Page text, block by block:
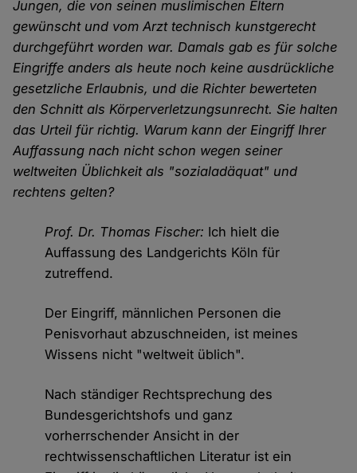
Jungen, die von seinen muslimischen Eltern
gewünscht und vom Arzt technisch kunstgerecht
durchgeführt worden war. Damals gab es für solche
Eingriffe anders als heute noch keine ausdrückliche
gesetzliche Erlaubnis, und die Richter bewerteten
den Schnitt als Körperverletzungsunrecht. Sie halten
das Urteil für richtig. Warum kann der Eingriff Ihrer
Auffassung nach nicht schon wegen seiner
weltweiten Üblichkeit als "sozialadäquat" und
rechtens gelten?
Prof. Dr. Thomas Fischer: Ich hielt die
Auffassung des Landgerichts Köln für
zutreffend.
Der Eingriff, männlichen Personen die
Penisvorhaut abzuschneiden, ist meines
Wissens nicht "weltweit üblich".
Nach ständiger Rechtsprechung des
Bundesgerichtshofs und ganz
vorherrschender Ansicht in der
rechtwissenschaftlichen Literatur ist ein